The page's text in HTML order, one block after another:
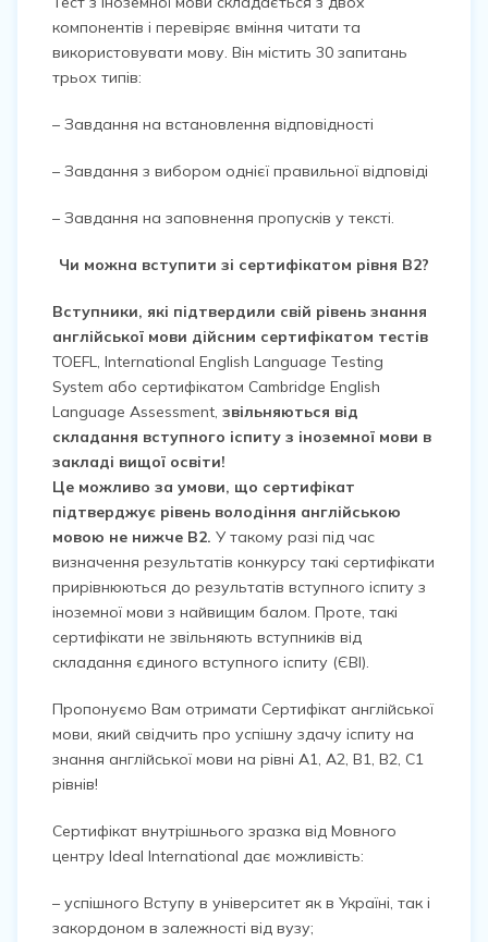
компонентів і перевіряє вміння читати та
використовувати мову. Він містить 30 запитань
трьох типів:
– Завдання на встановлення відповідності
– Завдання з вибором однієї правильної відповіді
– Завдання на заповнення пропусків у тексті.
Чи можна вступити зі сертифікатом рівня B2?
Вступники, які підтвердили свій рівень знання
англійської мови дійсним сертифікатом тестів
TOEFL, International English Language Testing
System або сертифікатом Cambridge English
Language Assessment, звільняються від
складання вступного іспиту з іноземної мови в
закладі вищої освіти!
Це можливо за умови, що сертифікат
підтверджує рівень володіння англійською
мовою не нижче В2. У такому разі під час
визначення результатів конкурсу такі сертифікати
прирівнюються до результатів вступного іспиту з
іноземної мови з найвищим балом. Проте, такі
сертифікати не звільняють вступників від
складання єдиного вступного іспиту (ЄВІ).
Пропонуємо Вам отримати Сертифікат англійської
мови, який свідчить про успішну здачу іспиту на
знання англійської мови на рівні А1, А2, В1, В2, С1
рівнів!
Сертифікат внутрішнього зразка від Мовного
центру Ideal International дає можливість:
– успішного Вступу в університет як в Україні, так і
закордоном в залежності від вузу;